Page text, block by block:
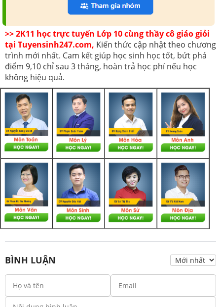
>> 2K11 học trực tuyến Lớp 10 cùng thầy cô giáo giỏi
tại Tuyensinh247.com, Kiến thức cập nhật theo chương
trình mới nhất. Cam kết giúp học sinh học tốt, bứt phá
điểm 9,10 chỉ sau 3 tháng, hoàn trả học phí nếu học
không hiệu quả.
BÌNH LUẬN